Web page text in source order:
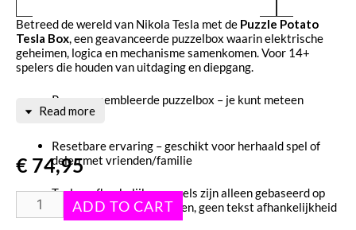
Betreed de wereld van Nikola Tesla met de Puzzle Potato
Tesla Box, een geavanceerde puzzelbox waarin elektrische
geheimen, logica en mechanisme samenkomen. Voor 14+
spelers die houden van uitdaging en diepgang.
Pre‑geassembleerde puzzelbox – je kunt meteen
beginnen
Resetbare ervaring – geschikt voor herhaald spel of
delen met vrienden/familie
Taal‑onafhankelijk – puzzels zijn alleen gebaseerd op
mechaniek en aanwijzingen, geen tekst afhankelijkheid
Read more
€ 74,95